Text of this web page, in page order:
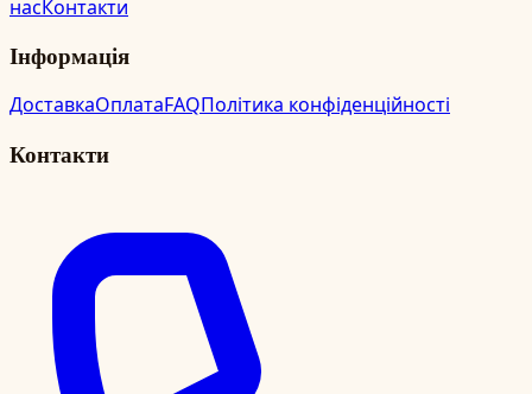
насКонтакти
Інформація
ДоставкаОплатаFAQПолітика конфіденційності
Контакти